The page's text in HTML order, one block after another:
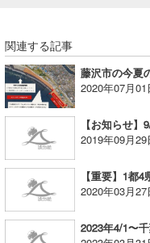
関連する記事
2020年07月01
2019年09月29
2020年03月27
OYZ
S.K
Soulman
VAGY
waka☆=
YUKI☆